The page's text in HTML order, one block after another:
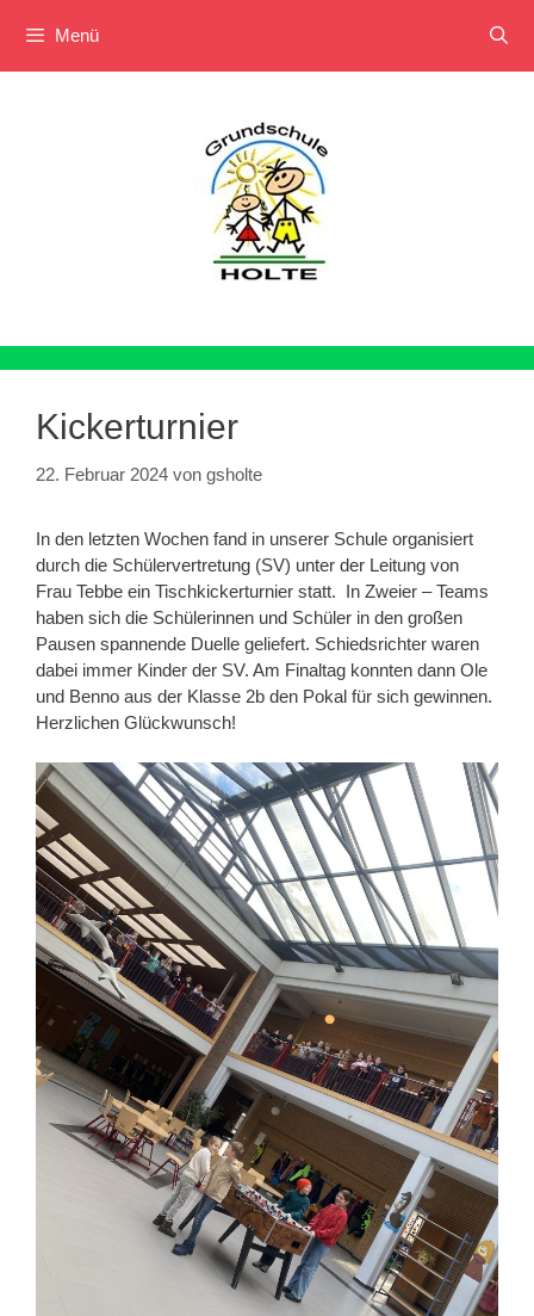
Menü
Kickerturnier
22. Februar 2024 von gsholte
In den letzten Wochen fand in unserer Schule organisiert
durch die Schülervertretung (SV) unter der Leitung von
Frau Tebbe ein Tischkickerturnier statt. In Zweier – Teams
haben sich die Schülerinnen und Schüler in den großen
Pausen spannende Duelle geliefert. Schiedsrichter waren
dabei immer Kinder der SV. Am Finaltag konnten dann Ole
und Benno aus der Klasse 2b den Pokal für sich gewinnen.
Herzlichen Glückwunsch!